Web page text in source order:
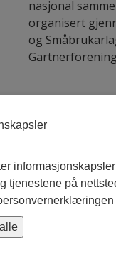
nasjonal
organisert
og
Planer
Lier finnes her
Del siden
Skriv
tjenestene på